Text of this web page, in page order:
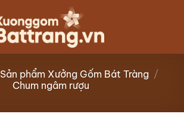
Sản phẩm Xưởng Gốm Bát Tràng /
Chum ngâm rượu